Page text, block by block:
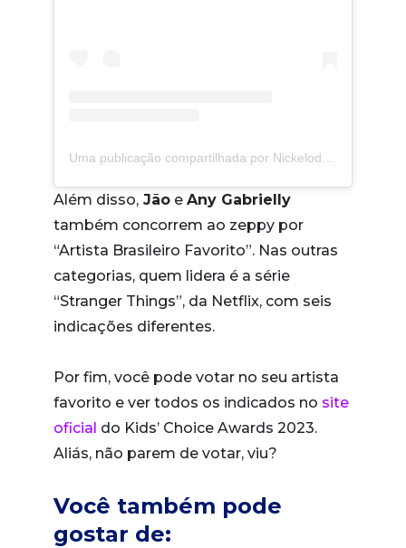
Além disso, Jão e Any Gabrielly
também concorrem ao zeppy por
“Artista Brasileiro Favorito”. Nas outras
categorias, quem lidera é a série
“Stranger Things”, da Netflix, com seis
indicações diferentes.
Por fim, você pode votar no seu artista
favorito e ver todos os indicados no site
oficial do Kids’ Choice Awards 2023.
Aliás, não parem de votar, viu?
Você também pode
gostar de: